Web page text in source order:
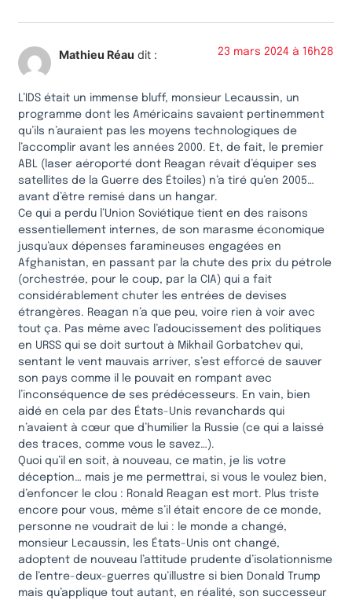
Mathieu Réau dit : 23 mars 2024 à 16h28
L’IDS était un immense bluff, monsieur Lecaussin, un
programme dont les Américains savaient pertinemment
qu’ils n’auraient pas les moyens technologiques de
l’accomplir avant les années 2000. Et, de fait, le premier
ABL (laser aéroporté dont Reagan rêvait d’équiper ses
satellites de la Guerre des Étoiles) n’a tiré qu’en 2005…
avant d’être remisé dans un hangar.
Ce qui a perdu l’Union Soviétique tient en des raisons
essentiellement internes, de son marasme économique
jusqu’aux dépenses faramineuses engagées en
Afghanistan, en passant par la chute des prix du pétrole
(orchestrée, pour le coup, par la CIA) qui a fait
considérablement chuter les entrées de devises
étrangères. Reagan n’a que peu, voire rien à voir avec
tout ça. Pas même avec l’adoucissement des politiques
en URSS qui se doit surtout à Mikhail Gorbatchev qui,
sentant le vent mauvais arriver, s’est efforcé de sauver
son pays comme il le pouvait en rompant avec
l’inconséquence de ses prédécesseurs. En vain, bien
aidé en cela par des États-Unis revanchards qui
n’avaient à cœur que d’humilier la Russie (ce qui a laissé
des traces, comme vous le savez…).
Quoi qu’il en soit, à nouveau, ce matin, je lis votre
déception… mais je me permettrai, si vous le voulez bien,
d’enfoncer le clou : Ronald Reagan est mort. Plus triste
encore pour vous, même s’il était encore de ce monde,
personne ne voudrait de lui : le monde a changé,
monsieur Lecaussin, les États-Unis ont changé,
adoptent de nouveau l’attitude prudente d’isolationnisme
de l’entre-deux-guerres qu’illustre si bien Donald Trump
mais qu’applique tout autant, en réalité, son successeur